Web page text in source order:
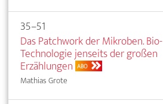
35–51
Das Patchwork der Mikroben. Bio-
Technologie jenseits der großen
Erzählungen ABO
Mathias Grote